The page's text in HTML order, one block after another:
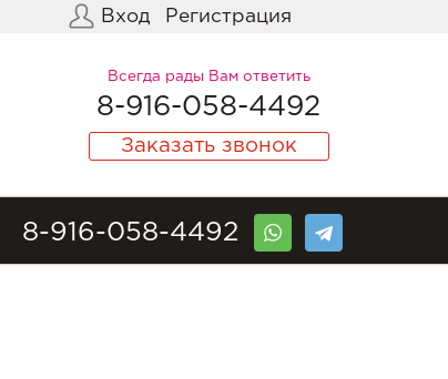
Вход Регистрация
Всегда рады Вам ответить
8-916-058-4492
Заказать звонок
8-916-058-4492